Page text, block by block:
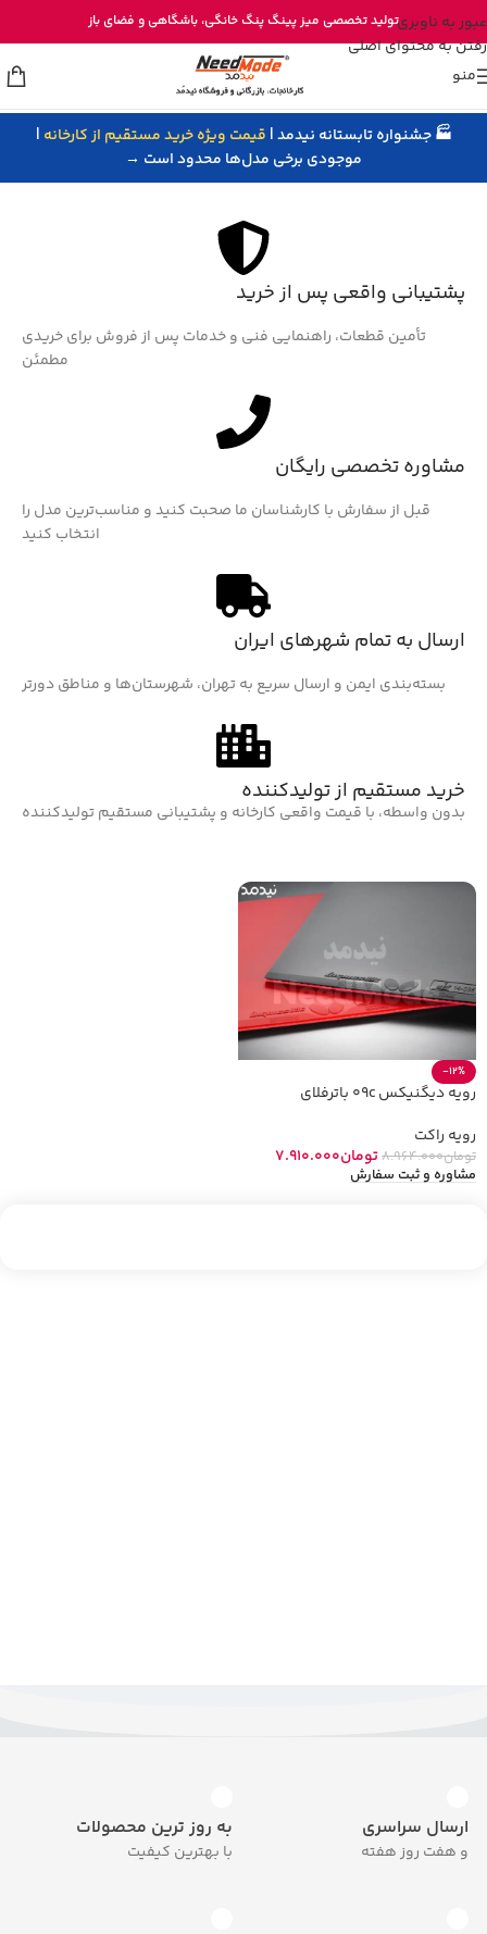
عبور به ناوبری
رفتن به محتوای اصلی
خرید مستقیم میز پینگ پنگ از تولیدی نیدمد
تولید تخصصی میز پینگ پنگ خانگی، باشگاهی و فضای باز
منو
🏭 جشنواره تابستانه نیدمد | قیمت ویژه خرید مستقیم از کارخانه |
موجودی برخی مدل‌ها محدود است →
محصولات برچسب خورده “رویه dignics 09c”
پشتیبانی واقعی پس از خرید
تأمین قطعات، راهنمایی فنی و خدمات پس از فروش برای خریدی
مطمئن
مشاوره تخصصی رایگان
قبل از سفارش با کارشناسان ما صحبت کنید و مناسب‌ترین مدل را
انتخاب کنید
ارسال به تمام شهرهای ایران
بسته‌بندی ایمن و ارسال سریع به تهران، شهرستان‌ها و مناطق دورتر
خرید مستقیم از تولیدکننده
بدون واسطه، با قیمت واقعی کارخانه و پشتیبانی مستقیم تولیدکننده
-12%
رویه دیگنیکس 09c باترفلای
رویه راکت
تومان8.964.000تومان7.910.000
مشاوره و ثبت سفارش
ارسال سراسری
و هفت روز هفته
به روز ترین محصولات
با بهترین کیفیت